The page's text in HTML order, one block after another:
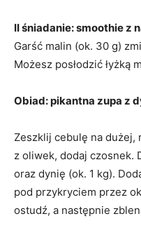
II śniadanie: smoothie z
Garść malin (ok. 30 g)
Możesz posłodzić łyżką
Obiad: pikantna zupa z
Zeszklij cebulę na dużej,
z oliwek, dodaj czosnek.
oraz dynię (ok. 1 kg).
pod przykryciem przez
ostudź, a następnie